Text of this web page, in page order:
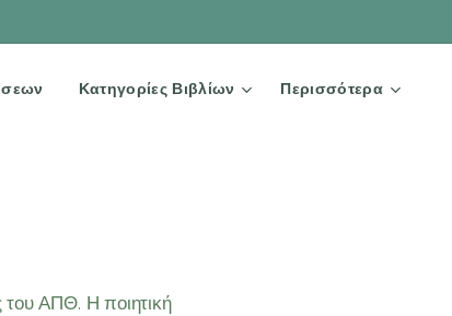
Κατηγορίες Βιβλίων Περισσότερα
του ΑΠΘ. Η ποιητική